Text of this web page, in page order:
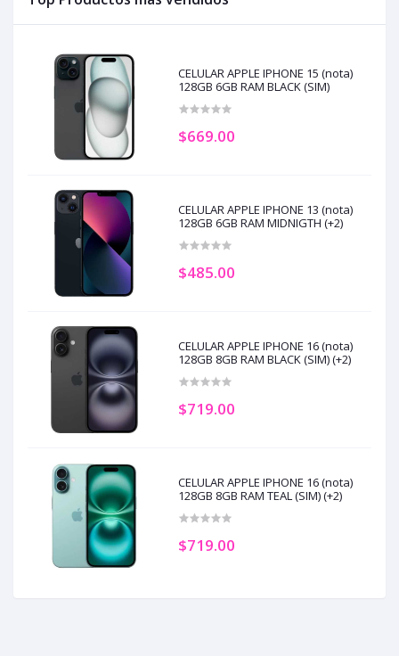
CELULAR APPLE IPHONE 15 (nota)
128GB 6GB RAM BLACK (SIM)
$669.00
CELULAR APPLE IPHONE 13 (nota)
128GB 6GB RAM MIDNIGTH (+2)
$485.00
CELULAR APPLE IPHONE 16 (nota)
128GB 8GB RAM BLACK (SIM) (+2)
$719.00
CELULAR APPLE IPHONE 16 (nota)
128GB 8GB RAM TEAL (SIM) (+2)
$719.00